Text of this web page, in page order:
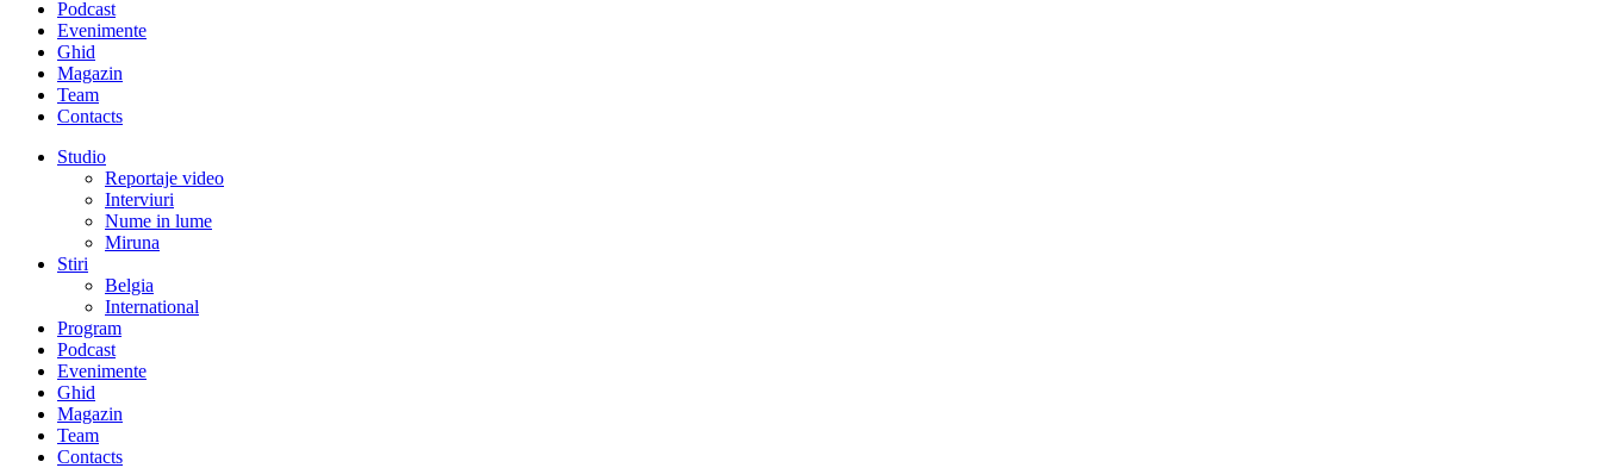
Podcast
Evenimente
Ghid
Magazin
Team
Contacts
Studio
Reportaje video
Interviuri
Nume in lume
Miruna
Stiri
Belgia
International
Program
Podcast
Evenimente
Ghid
Magazin
Team
Contacts